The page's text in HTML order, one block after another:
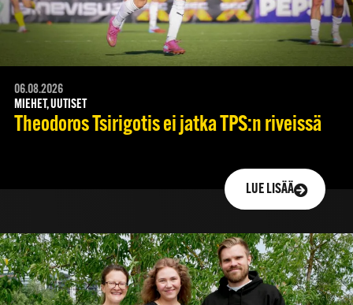
06.08.2026
MIEHET, UUTISET
Theodoros Tsirigotis ei jatka TPS:n riveissä
LUE LISÄÄ